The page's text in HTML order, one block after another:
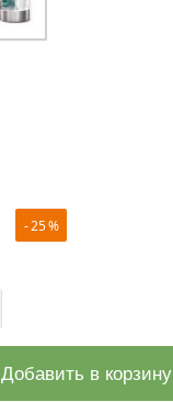
- 25 %
Добавить в корзину